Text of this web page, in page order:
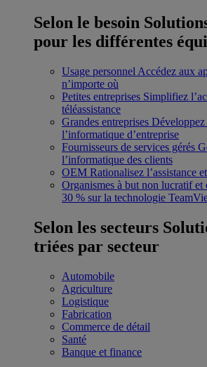
Selon le besoin
pour les différentes
Usage personnel Accédez aux
n’importe où
Petites entreprises Simplifiez
téléassistance
Grandes entreprises Développez
l’informatique d’entreprise
Fournisseurs de services gérés
l’informatique des clients
OEM Rationalisez l’assistance
Organismes à but non lucratif et
30 % sur la technologie
Selon les secteurs
triées par secteur
Automobile
Agriculture
Logistique
Fabrication
Commerce de détail
Santé
Banque et finance